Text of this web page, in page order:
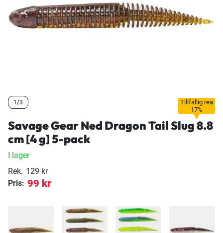
Tillfällig rea
17%
1/3
1/3
1/3
Savage Gear Ned Dragon Tail Slug 8.8
cm [4 g] 5-pack
I lager
Rek. 129 kr
Pris: 99 kr